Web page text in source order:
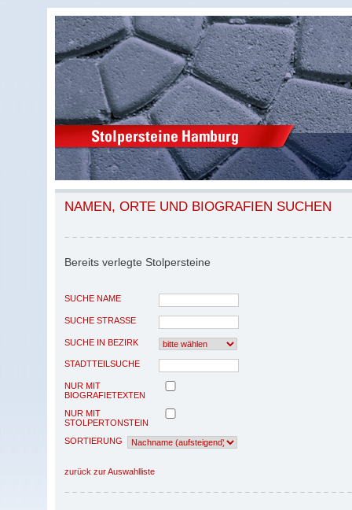
NAMEN, ORTE UND BIOGRAFIEN SUCHEN
Bereits verlegte Stolpersteine
SUCHE NAME
SUCHE STRASSE
SUCHE IN BEZIRK
STADTTEILSUCHE
NUR MIT
BIOGRAFIETEXTEN
NUR MIT
STOLPERTONSTEIN
SORTIERUNG
zurück zur Auswahlliste